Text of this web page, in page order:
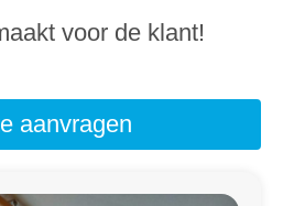
voor de klant!
aanvragen